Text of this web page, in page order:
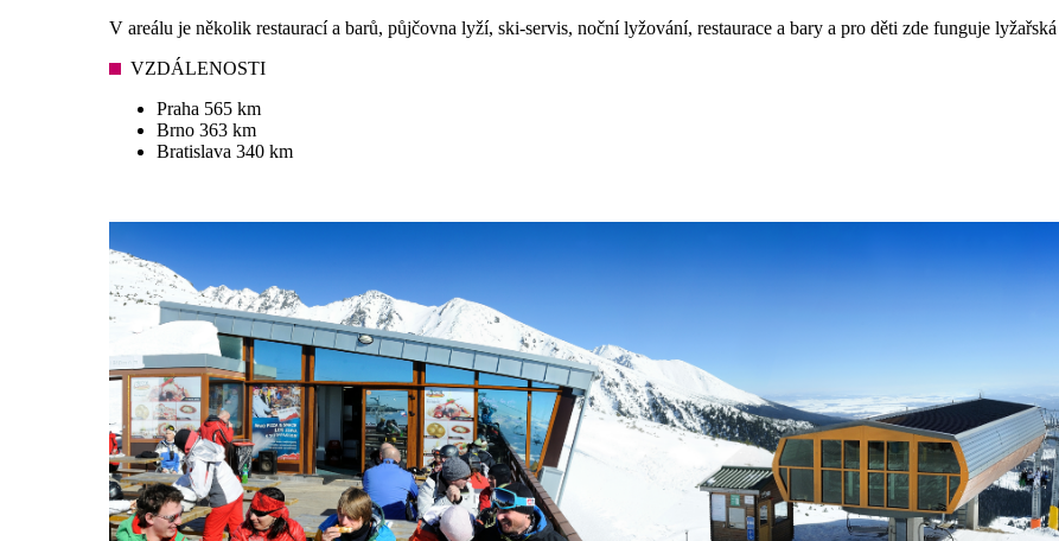
V areálu je několik restaurací a barů, půjčovna lyží, ski-servis, noční lyžování, restaurace a bary a pro děti zde funguje
VZDÁLENOSTI
Praha 565 km
Brno 363 km
Bratislava 340 km